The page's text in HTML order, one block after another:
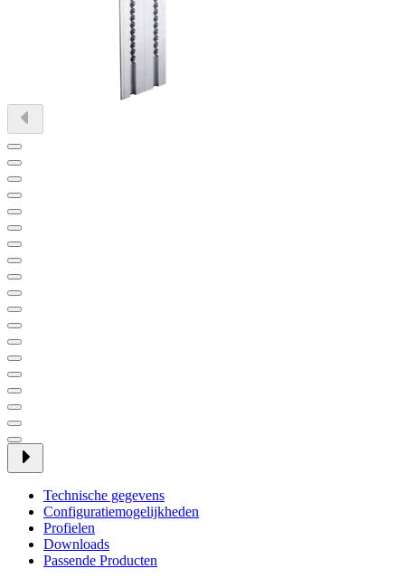
Technische gegevens
Configuratiemogelijkheden
Profielen
Downloads
Passende Producten